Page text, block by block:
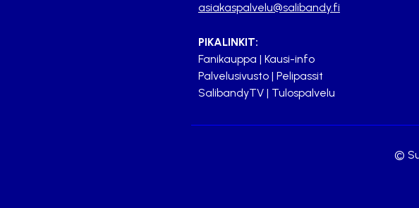
asiakaspalvelu@salibandy.fi
PIKALINKIT:
Fanikauppa | Kausi-info
Palvelusivusto | Pelipassit
SalibandyTV | Tulospalvelu
©